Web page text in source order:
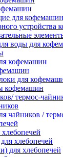
для кофемашин
устройства
воды для
кофемашин
для
кофемашин
термос-
чайников /
хлебопечей
для хлебопечей